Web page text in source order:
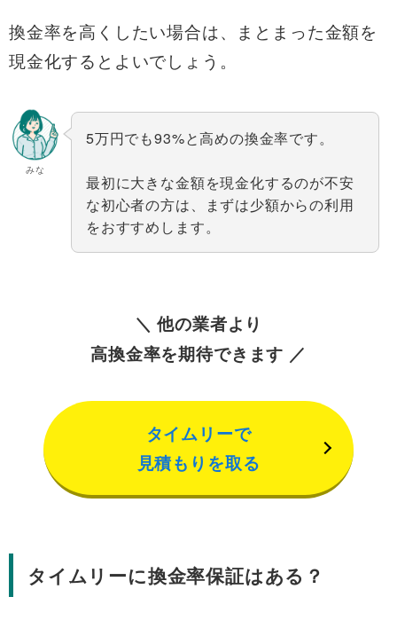
換金率を高くしたい場合は、まとまった金額を
現金化するとよいでしょう。
みな
5万円でも93%と高めの換金率です。
最初に大きな金額を現金化するのが不安
な初心者の方は、まずは少額からの利用
をおすすめします。
＼ 他の業者より
高換金率を期待できます ／
タイムリーで
見積もりを取る
タイムリーに換金率保証はある？